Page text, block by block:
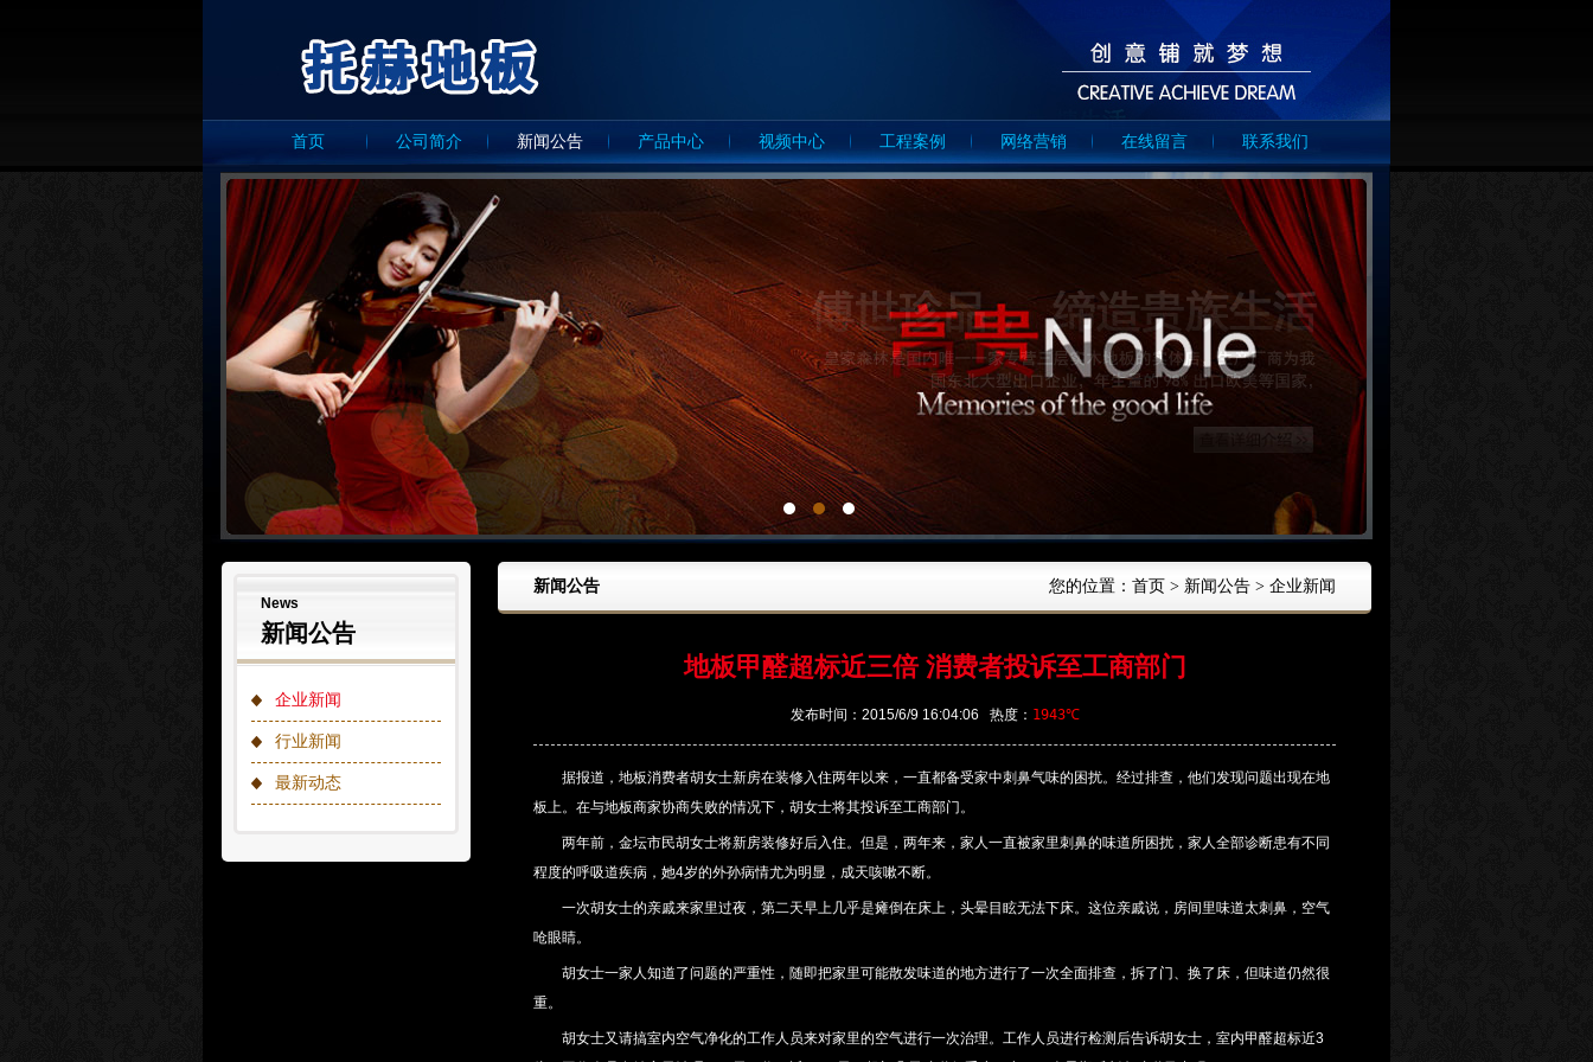
首页 公司简介 新闻公告 产品中心 视频中心 工程案例 网络营销 在线留言 联系我们
News
新闻公告
企业新闻
行业新闻
最新动态
新闻公告 您的位置：首页 > 新闻公告 > 企业新闻
地板甲醛超标近三倍 消费者投诉至工商部门
发布时间：2015/6/9 16:04:06 热度： 1943℃
据报道，地板消费者胡女士新房在装修入住两年以来，一直都备受家中刺鼻气味的困扰。经过排查，他们发现问题出现在地
板上。在与地板商家协商失败的情况下，胡女士将其投诉至工商部门。
两年前，金坛市民胡女士将新房装修好后入住。但是，两年来，家人一直被家里刺鼻的味道所困扰，家人全部诊断患有不同
程度的呼吸道疾病，她4岁的外孙病情尤为明显，成天咳嗽不断。
一次胡女士的亲戚来家里过夜，第二天早上几乎是瘫倒在床上，头晕目眩无法下床。这位亲戚说，房间里味道太刺鼻，空气
呛眼睛。
胡女士一家人知道了问题的严重性，随即把家里可能散发味道的地方进行了一次全面排查，拆了门、换了床，但味道仍然很
重。
胡女士又请搞室内空气净化的工作人员来对家里的空气进行一次治理。工作人员进行检测后告诉胡女士，室内甲醛超标近3